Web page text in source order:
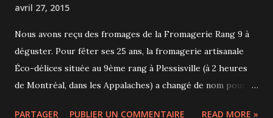
avril 27, 2015
Nous avons reçu des fromages de la Fromagerie Rang 9 à
déguster. Pour fêter ses 25 ans, la fromagerie artisanale
Éco-délices située au 9ème rang à Plessisville (à 2 heures
de Montréal, dans les Appalaches) a changé de nom pour
PARTAGER PUBLIER UN COMMENTAIRE READ MORE »